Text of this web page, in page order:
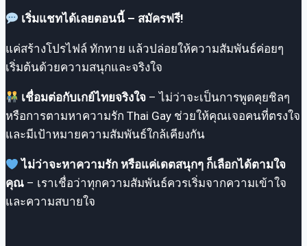
เริ่มแชทได้เลยตอนนี้ – สมัครฟรี!
แค่สร้างโปรไฟล์ ทักทาย แล้วปล่อยให้ความสัมพันธ์ค่อยๆ
เริ่มต้นด้วยความสนุกและจริงใจ
เชื่อมต่อกับเกย์ไทยจริงใจ – ไม่ว่าจะเป็นการพูดคุยชิลๆ
หรือการตามหาความรัก Thai Gay ช่วยให้คุณเจอคนที่ตรงใจ
และมีเป้าหมายความสัมพันธ์ใกล้เคียงกัน
ไม่ว่าจะหาความรัก หรือแค่เดตสนุกๆ ก็เลือกได้ตามใจ
คุณ – เราเชื่อว่าทุกความสัมพันธ์ควรเริ่มจากความเข้าใจ
และความสบายใจ